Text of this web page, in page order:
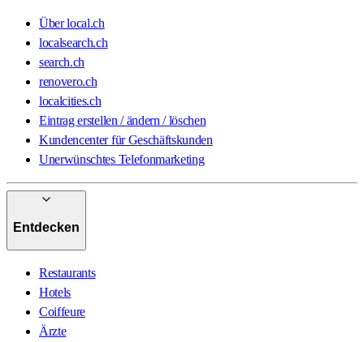
Über local.ch
localsearch.ch
search.ch
renovero.ch
localcities.ch
Eintrag erstellen / ändern / löschen
Kundencenter für Geschäftskunden
Unerwünschtes Telefonmarketing
Entdecken
Restaurants
Hotels
Coiffeure
Ärzte